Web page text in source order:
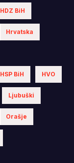
HDZ BiH
Hrvatska
HSP BiH HVO
Ljubuški
Orašje